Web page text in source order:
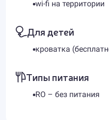
wi-fi на территории
Для детей
кроватка
Типы питания
RO – без питания